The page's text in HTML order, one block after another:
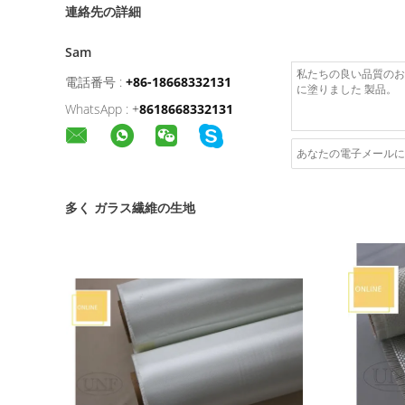
連絡先の詳細
Sam
電話番号 : +86-18668332131
WhatsApp : +8618668332131
多く ガラス繊維の生地